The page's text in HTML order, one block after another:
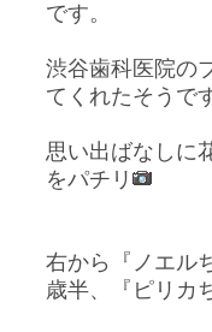
です。
渋谷歯科医院の
てくれたそうで
思い出ばなしに
をパチリ
右から『ノエル
歳半、『ピリカ